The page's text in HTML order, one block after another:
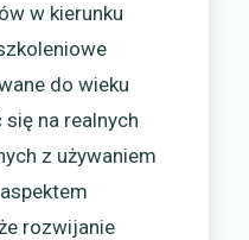
w kierunku
do wieku
na realnych
z używaniem
rozwijanie